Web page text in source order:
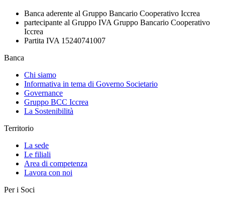
Banca aderente al Gruppo Bancario Cooperativo Iccrea
partecipante al Gruppo IVA Gruppo Bancario Cooperativo
Iccrea
Partita IVA 15240741007
Banca
Chi siamo
Informativa in tema di Governo Societario
Governance
Gruppo BCC Iccrea
La Sostenibilità
Territorio
La sede
Le filiali
Area di competenza
Lavora con noi
Per i Soci